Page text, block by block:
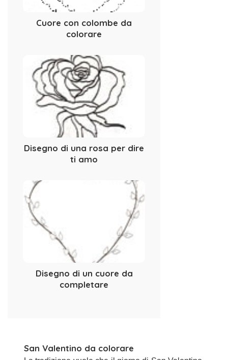
Cuore con colombe da
colorare
Disegno di una rosa per dire
ti amo
Disegno di un cuore da
completare
San Valentino da colorare